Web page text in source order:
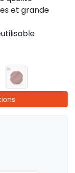
et grande